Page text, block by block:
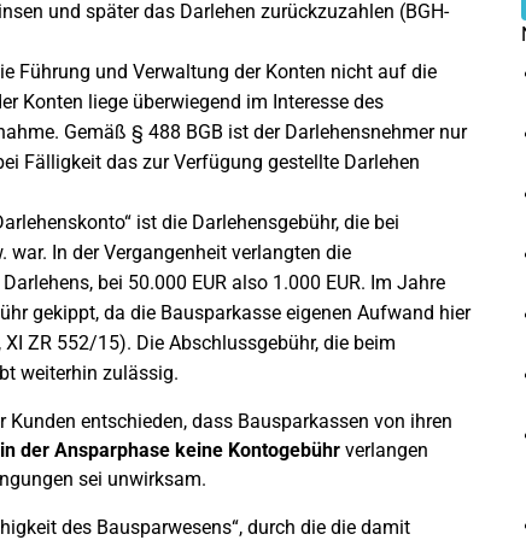
und später das Darlehen zurückzuzahlen (BGH-
Führung und Verwaltung der Konten nicht auf die
Konten liege überwiegend im Interesse des
Gemäß § 488 BGB ist der Darlehensnehmer nur
Fälligkeit das zur Verfügung gestellte Darlehen
ist die Darlehensgebühr, die bei
In der Vergangenheit verlangten die
bei 50.000 EUR also 1.000 EUR. Im Jahre
gekippt, da die Bausparkasse eigenen Aufwand hier
ZR 552/15). Die Abschlussgebühr, die beim
weiterhin zulässig.
entschieden, dass Bausparkassen von ihren
der Ansparphase keine Kontogebühr verlangen
sei unwirksam.
des Bausparwesens“, durch die die damit